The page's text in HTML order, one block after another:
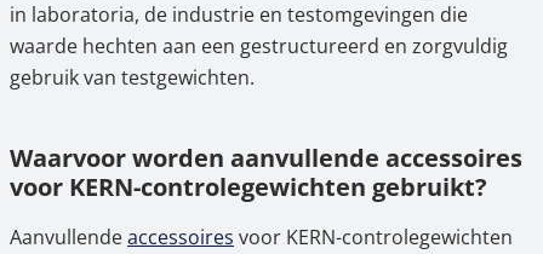
in laboratoria, de industrie en testomgevingen die
waarde hechten aan een gestructureerd en zorgvuldig
gebruik van testgewichten.
Waarvoor worden aanvullende accessoires
voor KERN-controlegewichten gebruikt?
Aanvullendeaccessoires voor KERN-controlegewichten